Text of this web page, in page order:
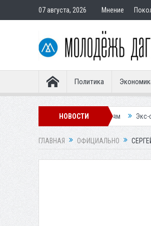
07 августа, 2026 Мнение
Политика
НОВОСТИ
покупателям Экс-сотрудница
ГЛАВНАЯ ОФИЦИАЛЬНО